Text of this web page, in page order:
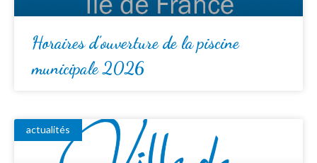
Horaires d’ouverture de la piscine
municipale 2026
actualités